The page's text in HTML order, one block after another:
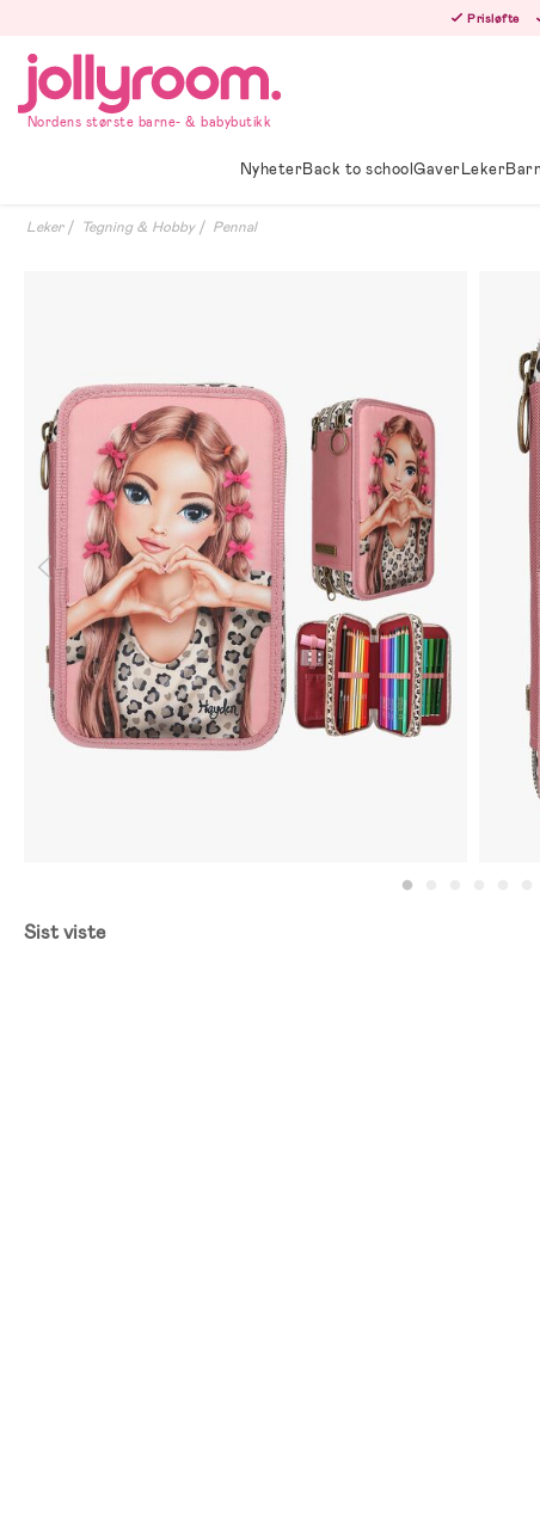
innehållet
Prisløfte
Nordens største barne- & babybutikk
NyheterBack to schoolGaverLeker
Leker Tegning & Hobby Pennal
Sist viste